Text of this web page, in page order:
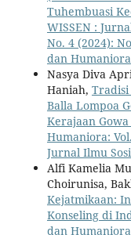
Tuhembuasi
WISSEN :
No. 4 (2024):
dan Humaniora
Nasya Diva
Haniah, Tradisi
Balla Lompoa
Kerajaan Gowa
Humaniora:
Jurnal Ilmu
Alfi Kamelia
Choirunisa,
Kejatmikaan:
Konseling di
dan